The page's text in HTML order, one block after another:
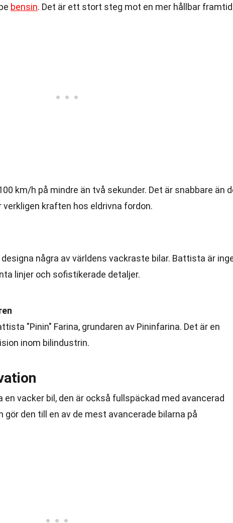
bensin. Det är ett stort steg mot en mer hållbar
km/h på mindre än två sekunder. Det är snabbare än
kraften hos eldrivna fordon.
några av världens vackraste bilar. Battista är
linjer och sofistikerade detaljer.
"Pinin" Farina, grundaren av Pininfarina. Det är en
inom bilindustrin.
vacker bil, den är också fullspäckad med avancerad
den till en av de mest avancerade bilarna på